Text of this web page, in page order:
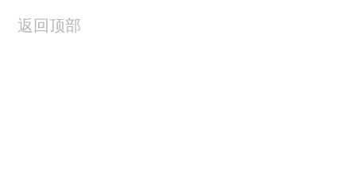
返回顶部